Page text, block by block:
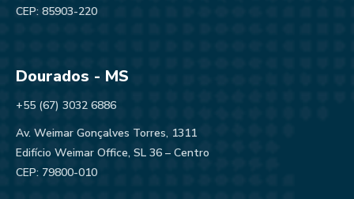
CEP: 85903-220
Dourados - MS
+55 (67) 3032 6886
Av. Weimar Gonçalves Torres, 1311
Edifício Weimar Office, SL 36 – Centro
CEP: 79800-010